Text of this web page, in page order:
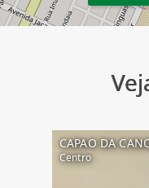
CAPAO DA
Centro